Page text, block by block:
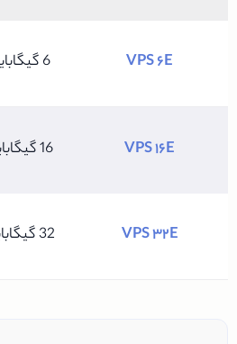
VPS 6E 6 گیگابایت
VPS 16E 16 گیگابایت
VPS 32E 32 گیگابایت